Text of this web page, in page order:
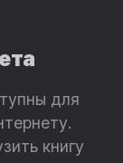
для
книгу